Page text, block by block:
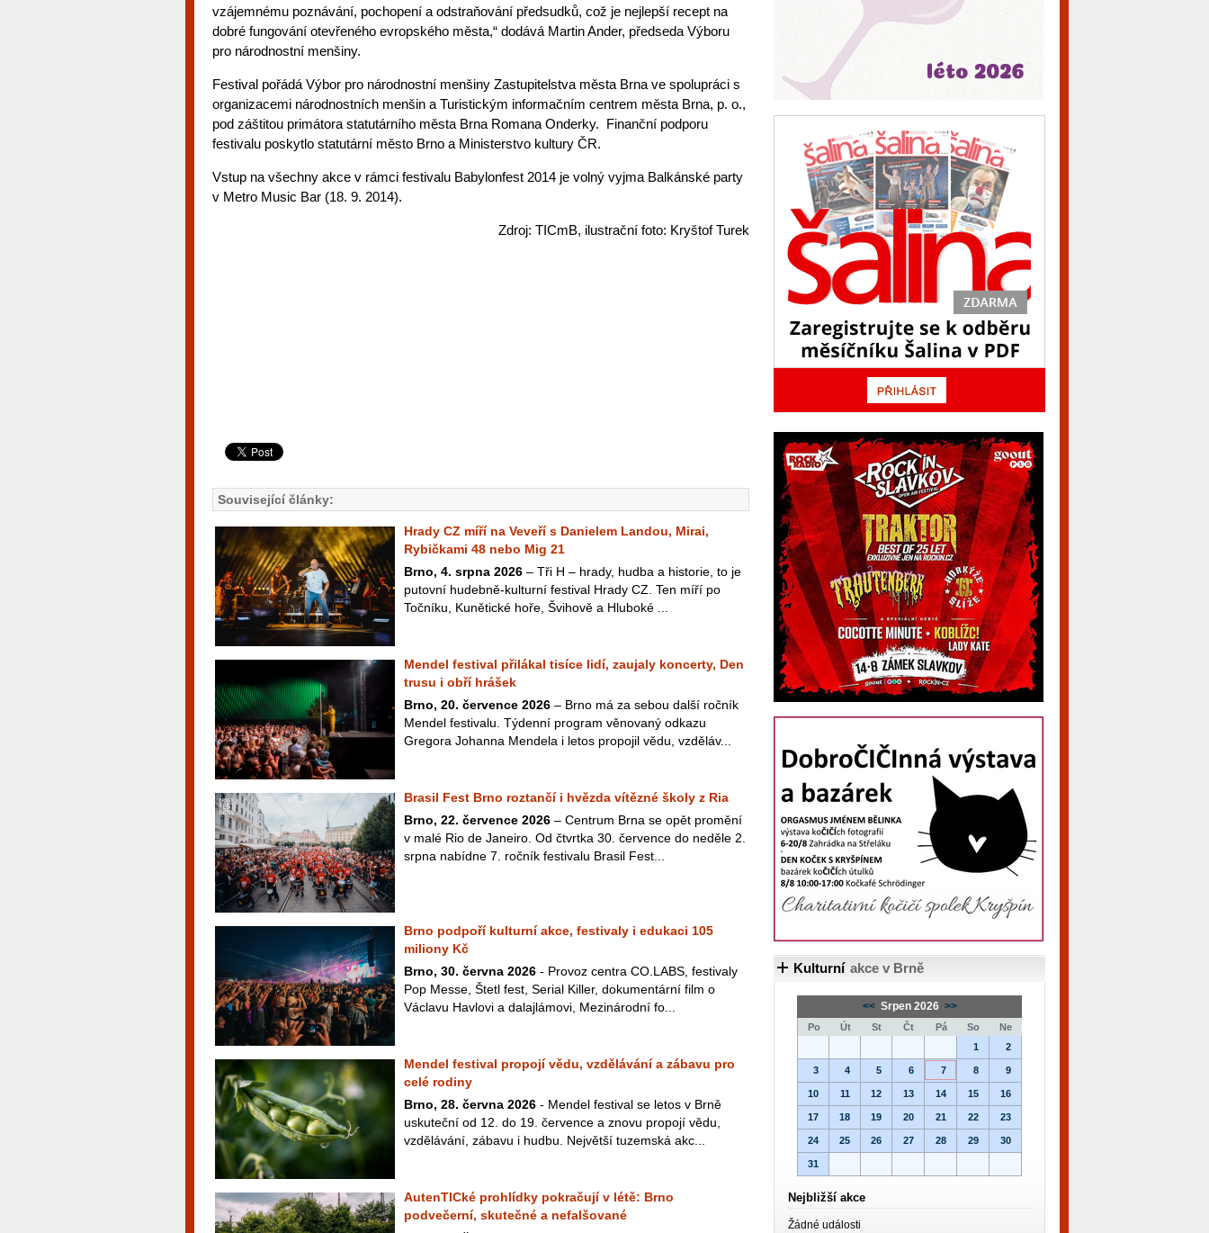
vzájemnému poznávání, pochopení a odstraňování předsudků, což je nejlepší recept na
dobré fungování otevřeného evropského města,“ dodává Martin Ander, předseda Výboru
pro národnostní menšiny.
Festival pořádá Výbor pro národnostní menšiny Zastupitelstva města Brna ve spolupráci s
organizacemi národnostních menšin a Turistickým informačním centrem města Brna, p. o.,
pod záštitou primátora statutárního města Brna Romana Onderky. Finanční podporu
festivalu poskytlo statutární město Brno a Ministerstvo kultury ČR.
Vstup na všechny akce v rámci festivalu Babylonfest 2014 je volný vyjma Balkánské party
v Metro Music Bar (18. 9. 2014).
Zdroj: TICmB, ilustrační foto: Kryštof Turek
Související články:
Hrady CZ míří na Veveří s Danielem Landou, Mirai,
Rybičkami 48 nebo Mig 21
Brno, 4. srpna 2026 – Tři H – hrady, hudba a historie, to je
putovní hudebně-kulturní festival Hrady CZ. Ten míří po
Točníku, Kunětické hoře, Švihově a Hluboké ...
Mendel festival přilákal tisíce lidí, zaujaly koncerty, Den
trusu i obří hrášek
Brno, 20. července 2026 – Brno má za sebou další ročník
Mendel festivalu. Týdenní program věnovaný odkazu
Gregora Johanna Mendela i letos propojil vědu, vzděláv...
Brasil Fest Brno roztančí i hvězda vítězné školy z Ria
Brno, 22. července 2026 – Centrum Brna se opět promění
v malé Rio de Janeiro. Od čtvrtka 30. července do neděle 2.
srpna nabídne 7. ročník festivalu Brasil Fest...
Brno podpoří kulturní akce, festivaly i edukaci 105
miliony Kč
Brno, 30. června 2026 - Provoz centra CO.LABS, festivaly
Pop Messe, Štetl fest, Serial Killer, dokumentární film o
Václavu Havlovi a dalajlámovi, Mezinárodní fo...
Mendel festival propojí vědu, vzdělávání a zábavu pro
celé rodiny
Brno, 28. června 2026 - Mendel festival se letos v Brně
uskuteční od 12. do 19. července a znovu propojí vědu,
vzdělávání, zábavu i hudbu. Největší tuzemská akc...
AutenTICké prohlídky pokračují v létě: Brno
podvečerní, skutečné a nefalšované
Kulturní akce v Brně
<< Srpen 2026 >>
Po Út St Čt Pá So
Ne
1
2
3 4 5 6 7 8 9
10 11 12 13 14 15 16
17 18 19 20 21 22 23
24 25 26 27 28 29 30
31
Nejbližší akce
Žádné události